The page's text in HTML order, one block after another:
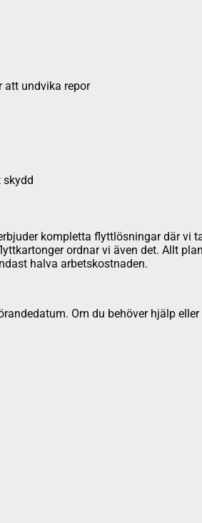
att undvika repor
skydd
kompletta flyttlösningar där
ordnar vi även det. Allt
halva arbetskostnaden.
Om du behöver hjälp